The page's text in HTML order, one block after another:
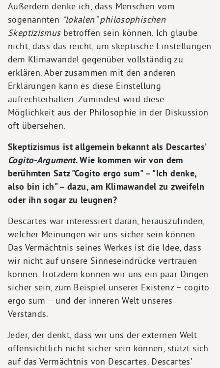
Außerdem denke ich, dass Menschen vom
sogenannten "lokalen" philosophischen
Skeptizismusbetroffen sein können. Ich glaube
nicht, dass das reicht, um skeptische Einstellungen
dem Klimawandel gegenüber vollständig zu
erklären. Aber zusammen mit den anderen
Erklärungen kann es diese Einstellung
aufrechterhalten. Zumindest wird diese
Möglichkeit aus der Philosophie in der Diskussion
oft übersehen.
Skeptizismus ist allgemein bekannt als Descartes’
Cogito-Argument. Wie kommen wir von dem
berühmten Satz "Cogito ergo sum" − "Ich denke,
also bin ich" – dazu, am Klimawandel zu zweifeln
oder ihn sogar zu leugnen?
Descartes war interessiert daran, herauszufinden,
welcher Meinungen wir uns sicher sein können.
Das Vermächtnis seines Werkes ist die Idee, dass
wir nicht auf unsere Sinneseindrücke vertrauen
können. Trotzdem können wir uns ein paar Dingen
sicher sein, zum Beispiel unserer Existenz – cogito
ergo sum – und der inneren Welt unseres
Verstands.
Jeder, der denkt, dass wir uns der externen Welt
offensichtlich nicht sicher sein können, stützt sich
auf das Vermächtnis von Descartes. Descartes’